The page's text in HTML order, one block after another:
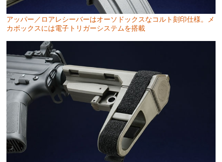
アッパー／ロアレシーバーはオーソドックスなコルト刻印仕様。メ
カボックスには電子トリガーシステムを搭載